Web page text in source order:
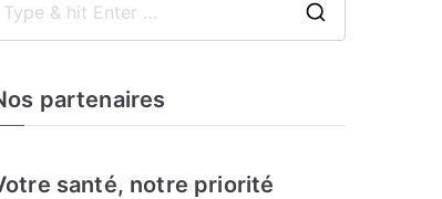
partenaires
santé, notre priorité